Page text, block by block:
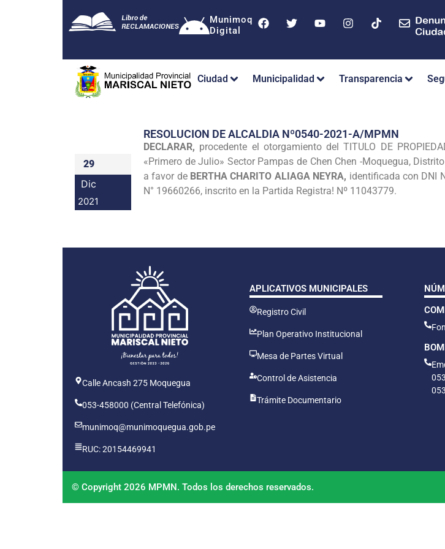
Munimoq
Digital
Ciudad Municipalidad Transparencia
29
Dic
2021
RESOLUCION DE ALCALDIA Nº0540-2021-A/MPMN
DECLARAR, procedente el otorgamiento del TITULO DE
«Primero de Julio» Sector Pampas de Chen Chen -Moquegua,
a favor de BERTHA CHARITO ALIAGA NEYRA, identificada con DNI
N° 19660266, inscrito en la Partida Registra! Nº 11043779.
Calle Ancash 275 Moquegua
053-458000 (Central Telefónica)
munimoq@munimoquegua.gob.pe
RUC: 20154469941
APLICATIVOS MUNICIPALES
Registro Civil
Plan Operativo Institucional
Mesa de Partes Virtual
Control de Asistencia
Trámite Documentario
© Copyright 2026 MPMN. Todos los derechos reservados.